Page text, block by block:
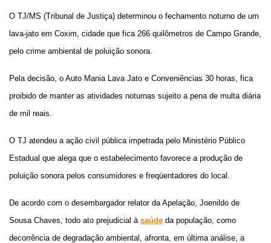
O TJ/MS (Tribunal de Justiça) determinou o fechamento noturno de um
lava-jato em Coxim, cidade que fica 266 quilômetros de Campo Grande,
pelo crime ambiental de poluição sonora.
Pela decisão, o Auto Mania Lava Jato e Conveniências 30 horas, fica
proibido de manter as atividades noturnas sujeito a pena de multa diária
de mil reais.
O TJ atendeu a ação civil pública impetrada pelo Ministério Público
Estadual que alega que o estabelecimento favorece a produção de
poluição sonora pelos consumidores e freqüentadores do local.
De acordo com o desembargador relator da Apelação, Joenildo de
Sousa Chaves, todo ato prejudicial à saúde da população, como
decorrência de degradação ambiental, afronta, em última análise, a